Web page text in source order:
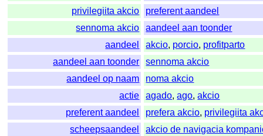
privilegiita akcio
preferent aandeel
sennoma akcio
aandeel aan toonder
aandeel
akcio, porcio, profitparto
aandeel aan toonder
sennoma akcio
aandeel op naam
noma akcio
actie
agado,ago,akcio
preferent aandeel
prefera akcio, privilegiita
scheepsaandeel
akcio de navigacia